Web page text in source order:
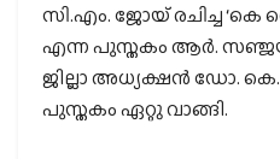
സി.എം. ജോയ് രചിച്ച ‘കെ
എന്ന പുസ്തകം ആര്‍.
ജില്ലാ അധ്യക്ഷന്‍ ഡോ.
പുസ്തകം ഏറ്റു വാങ്ങി.